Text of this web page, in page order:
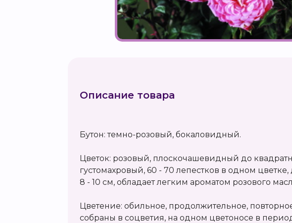
Описание товара
Бутон: темно-розовый, бокаловидный.
Цветок: розовый, плоскочашевидный до
густомахровый, 60 - 70 лепестков в одном
8 - 10 см, обладает легким ароматом розового
Цветение: обильное, продолжительное,
собраны в соцветия, на одном цветоносе в